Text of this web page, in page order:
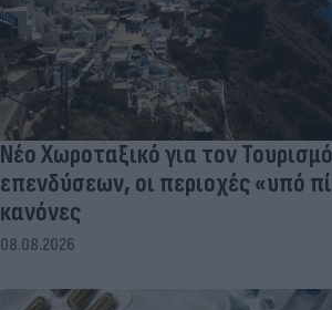
Νέο Χωροταξικό για τον
επενδύσεων, οι περιοχές «υπό
κανόνες
08.08.2026